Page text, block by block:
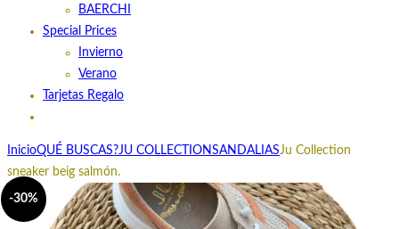
BAERCHI
Special Prices
Invierno
Verano
Tarjetas Regalo
InicioQUÉ BUSCAS?JU COLLECTIONSANDALIASJu Collection
sneaker beig salmón.
-30%